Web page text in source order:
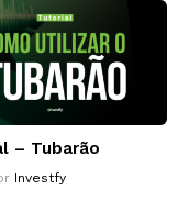
– Tubarão
Investfy